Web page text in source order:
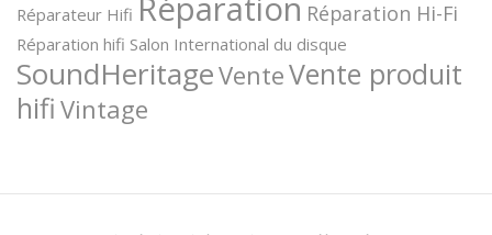
Réparateur Hifi Réparation Hi-Fi
Réparation hifi Salon International du disque
SoundHeritageVenteVente produit
hifi Vintage